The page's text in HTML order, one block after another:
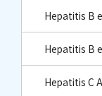
Hepatitis B
Hepatitis B
Hepatitis C